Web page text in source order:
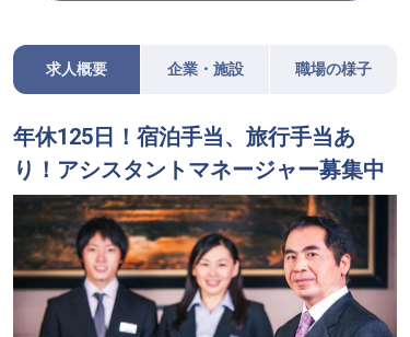
求人概要 企業・施設 職場の様子
年休125日！宿泊手当、旅行手当あ
り！アシスタントマネージャー募集中